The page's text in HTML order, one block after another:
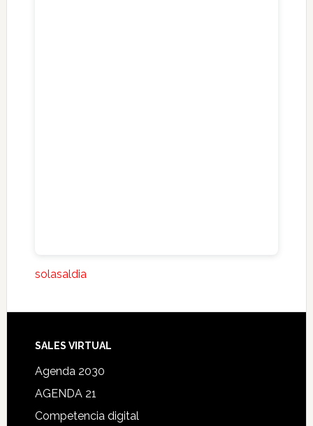
solasaldia
SALES VIRTUAL
Agenda 2030
AGENDA 21
Competencia digital